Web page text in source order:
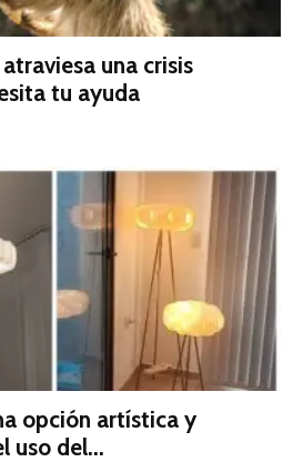
una crisis
tu ayuda
opción artística y
uso del...